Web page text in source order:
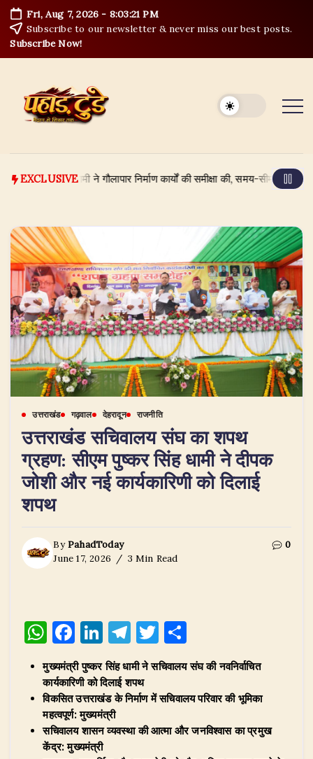
Skip
to
content
Fri, Aug 7, 2026 - 8:03:22 PM
Subscribe to our newsletter & never miss our best posts.
Subscribe Now!
EXCLUSIVE
सिंह धामी ने गौलापार निर्माण कार्यों की समीक्षा की, समय-सीमा और गुणवत्ता पर
उत्तराखंड गढ़वाल देहरादून राजनीति
उत्तराखंड सचिवालय संघ का शपथ
ग्रहण: सीएम पुष्कर सिंह धामी ने दीपक
जोशी और नई कार्यकारिणी को दिलाई
शपथ
ByPahadToday
June 17, 2026
3 Min Read
0
W
at
s
A
p
F
a
c
e
b
o
Li
n
k
e
dI
n
T
el
e
g
ra
m
T
w
it
te
r
h
ar
e
मुख्यमंत्री पुष्कर सिंह धामी ने सचिवालय संघ की नवनिर्वाचित
कार्यकारिणी को दिलाई शपथ
विकसित उत्तराखंड के निर्माण में सचिवालय परिवार की भूमिका
महत्वपूर्ण: मुख्यमंत्री
सचिवालय शासन व्यवस्था की आत्मा और जनविश्वास का प्रमुख
केंद्र: मुख्यमंत्री